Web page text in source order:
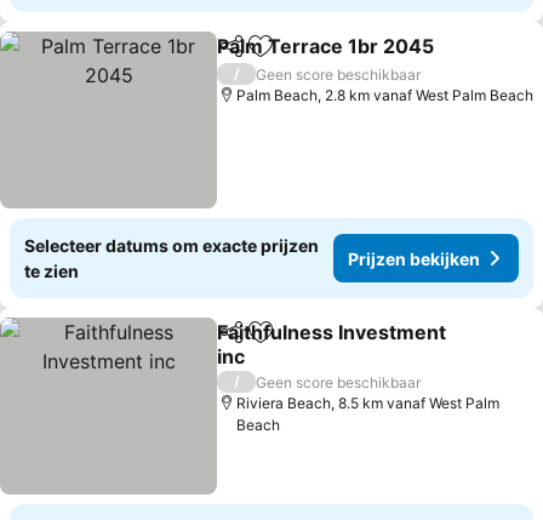
DelenToevoegen aan favorieten
Palm Terrace 1br 2045
/
Geen score beschikbaar
Palm Beach, 2.8 km vanaf West Palm Beach
Selecteer datums om exacte prijzen
te zien
Prijzen bekijken
DelenToevoegen aan favorieten
Faithfulness Investment
inc
/
Geen score beschikbaar
Riviera Beach, 8.5 km vanaf West Palm
Beach